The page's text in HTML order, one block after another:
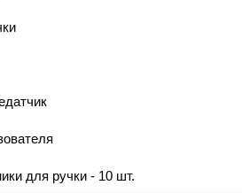
для ручки - 10 шт.